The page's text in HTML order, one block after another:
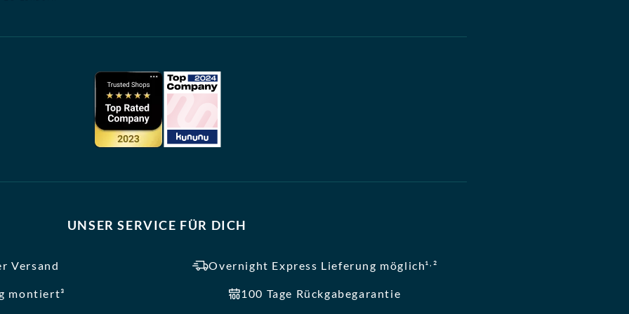
UNSER SERVICE FÜR DICH
Versand Overnight Express Lieferung möglich¹ ²
montiert³ 100 Tage Rückgabegarantie